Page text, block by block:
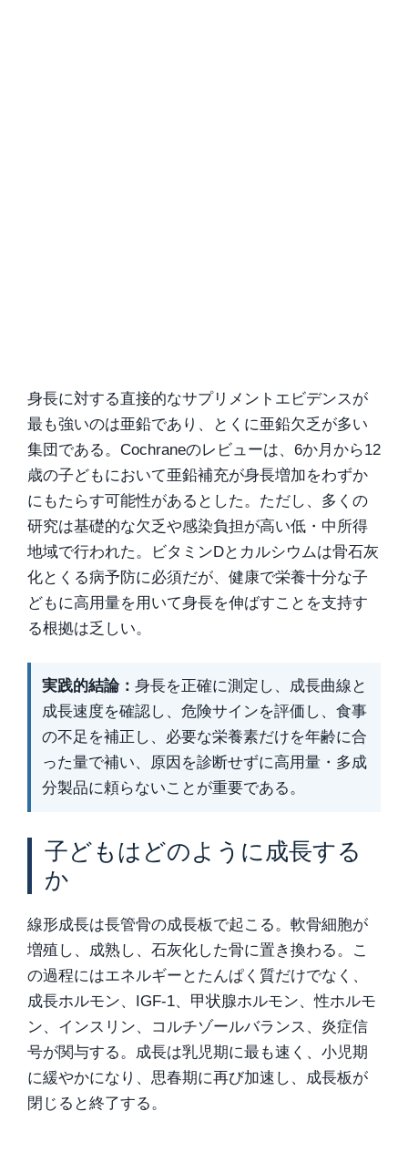
身長に対する直接的なサプリメントエビデンスが
最も強いのは亜鉛であり、とくに亜鉛欠乏が多い
集団である。Cochraneのレビューは、6か月から12
歳の子どもにおいて亜鉛補充が身長増加をわずか
にもたらす可能性があるとした。ただし、多くの
研究は基礎的な欠乏や感染負担が高い低・中所得
地域で行われた。ビタミンDとカルシウムは骨石灰
化とくる病予防に必須だが、健康で栄養十分な子
どもに高用量を用いて身長を伸ばすことを支持す
る根拠は乏しい。
実践的結論： 身長を正確に測定し、成長曲線と
成長速度を確認し、危険サインを評価し、食事
の不足を補正し、必要な栄養素だけを年齢に合
った量で補い、原因を診断せずに高用量・多成
分製品に頼らないことが重要である。
子どもはどのように成長する
か
線形成長は長管骨の成長板で起こる。軟骨細胞が
増殖し、成熟し、石灰化した骨に置き換わる。こ
の過程にはエネルギーとたんぱく質だけでなく、
成長ホルモン、IGF-1、甲状腺ホルモン、性ホルモ
ン、インスリン、コルチゾールバランス、炎症信
号が関与する。成長は乳児期に最も速く、小児期
に緩やかになり、思春期に再び加速し、成長板が
閉じると終了する。